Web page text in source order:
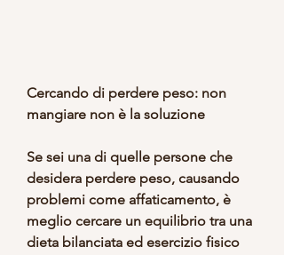
Cercando di perdere peso: non
mangiare non è la soluzione
Se sei una di quelle persone che
desidera perdere peso, causando
problemi come affaticamento, è
meglio cercare un equilibrio tra una
dieta bilanciata ed esercizio fisico